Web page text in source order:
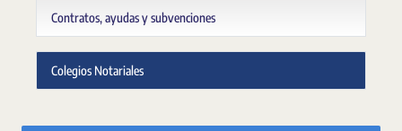
Contratos, ayudas y subvenciones
Colegios Notariales